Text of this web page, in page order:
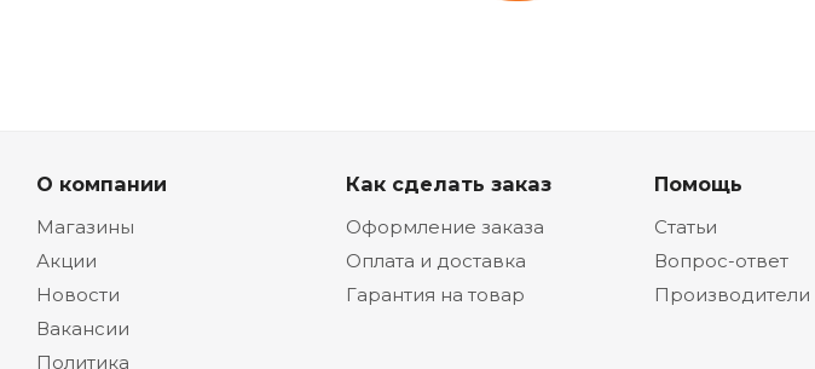
О компании
Магазины
Акции
Новости
Вакансии
Политика
Как сделать заказ
Оформление заказа
Оплата и доставка
Гарантия на товар
Помощь
Статьи
Вопрос-ответ
Производители